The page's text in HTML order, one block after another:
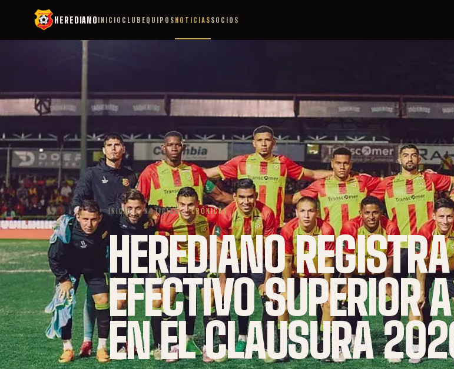
HEREDIANOINICIO CLUB EQUIPOSNOTICIASSOCIOS
INICIO · NOTICIAS · CRÓNICAS
HEREDIANO
EFECTIVO SUPERIOR
EN EL CLAUSURA